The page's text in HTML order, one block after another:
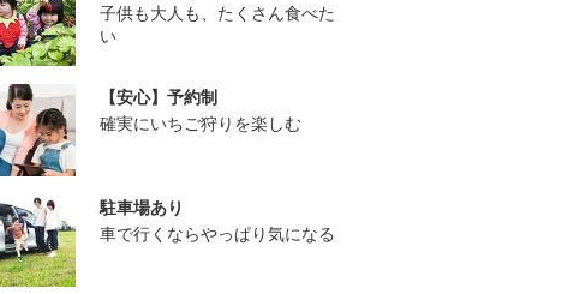
子供も大人も、たくさん食べた
い
【安心】予約制
確実にいちご狩りを楽しむ
駐車場あり
車で行くならやっぱり気になる